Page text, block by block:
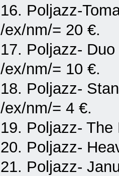
16. Poljazz-
/ex/nm/= 20 €.
17. Poljazz-
/ex/nm/= 10 €.
18. Poljazz-
/ex/nm/= 4 €.
19. Poljazz-
20. Poljazz-
21. Poljazz-